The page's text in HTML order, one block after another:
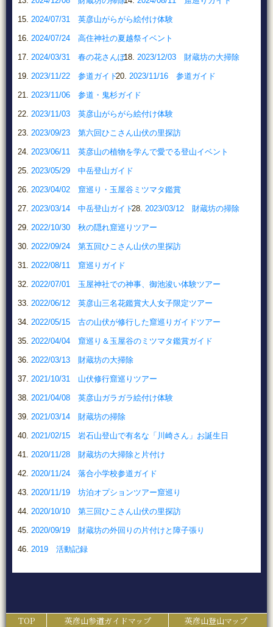
2024/07/31 英彦山がらがら絵付け体験
2024/07/24 高住神社の夏越祭イベント
2024/03/31 春の花さんぽ 2023/12/03 財蔵坊の大掃除
2023/11/22 参道ガイド 2023/11/16 参道ガイド
2023/11/06 参道・鬼杉ガイド
2023/11/03 英彦山がらがら絵付け体験
2023/09/23 第六回ひこさん山伏の里探訪
2023/06/11 英彦山の植物を学んで愛でる登山イベント
2023/05/29 中岳登山ガイド
2023/04/02 窟巡り・玉屋谷ミツマタ鑑賞
2023/03/14 中岳登山ガイド 2023/03/12 財蔵坊の掃除
2022/10/30 秋の隠れ窟巡りツアー
2022/09/24 第五回ひこさん山伏の里探訪
2022/08/11 窟巡りガイド
2022/07/01 玉屋神社での神事、御池浚い体験ツアー
2022/06/12 英彦山三名花鑑賞大人女子限定ツアー
2022/05/15 古の山伏が修行した窟巡りガイドツアー
2022/04/04 窟巡り＆玉屋谷のミツマタ鑑賞ガイド
2022/03/13 財蔵坊の大掃除
2021/10/31 山伏修行窟巡りツアー
2021/04/08 英彦山ガラガラ絵付け体験
2021/03/14 財蔵坊の掃除
2021/02/15 岩石山登山で有名な「川崎さん」お誕生日
2020/11/28 財蔵坊の大掃除と片付け
2020/11/24 落合小学校参道ガイド
2020/11/19 坊泊オプションツアー窟巡り
2020/10/10 第三回ひこさん山伏の里探訪
2020/09/19 財蔵坊の外回りの片付けと障子張り
2019 活動記録
TOP 英彦山参道ガイドマップ 英彦山登山マップ